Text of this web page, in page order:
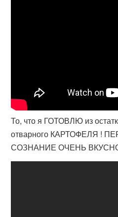
То, что я ГОТОВЛЮ из
отварного КАРТОФЕЛЯ !
СОЗНАНИЕ ОЧЕНЬ